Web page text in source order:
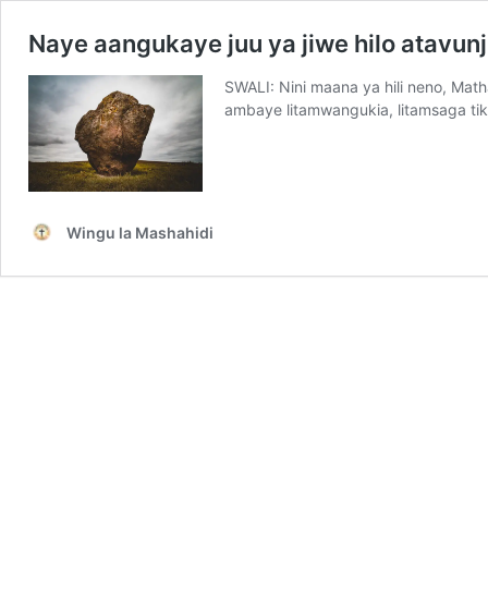
Naye aangukaye juu ya jiwe hilo
SWALI: Nini maana ya hili neno,
ambaye litamwangukia, litamsaga
Wingu la Mashahidi